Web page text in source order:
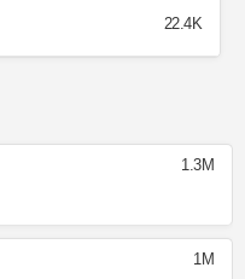
22.4K
1.3M
1M